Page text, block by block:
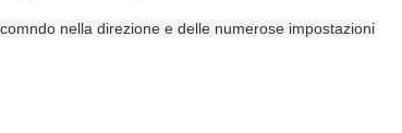
nella direzione e delle numerose impostazioni